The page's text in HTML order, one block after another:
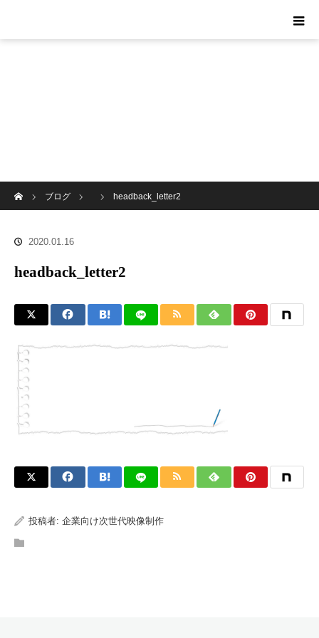
ブログ
headback_letter2
2020.01.16
headback_letter2
投稿者: 企業向け次世代映像制作